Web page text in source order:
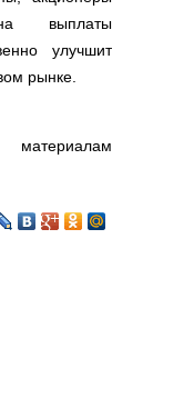
выплаты
улучшит
рынке.